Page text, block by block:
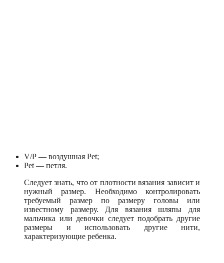
V/P — воздушная Pet;
Pet — петля.
Следует знать, что от плотности вязания зависит и
нужный размер. Необходимо контролировать
требуемый размер по размеру головы или
известному размеру. Для вязания шляпы для
мальчика или девочки следует подобрать другие
размеры и использовать другие нити,
характеризующие ребенка.